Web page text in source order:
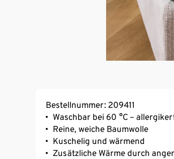
Bestellnummer: 209411
Waschbar bei 60 °C –
Reine, weiche Baumwolle
Kuschelig und wärmend
Zusätzliche Wärme durch